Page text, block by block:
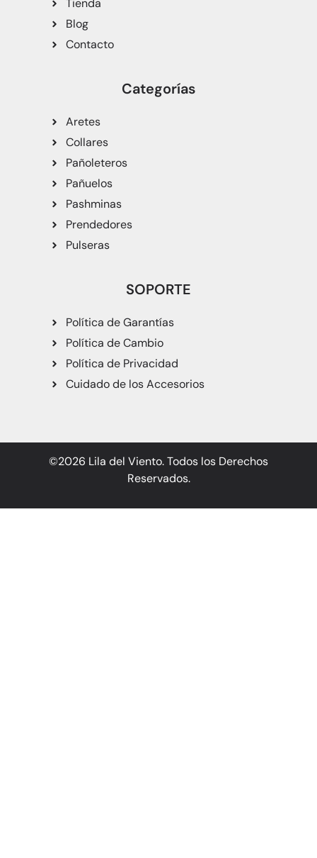
Tienda
Blog
Contacto
Categorías
Aretes
Collares
Pañoleteros
Pañuelos
Pashminas
Prendedores
Pulseras
SOPORTE
Política de Garantías
Política de Cambio
Política de Privacidad
Cuidado de los Accesorios
©2026 Lila del Viento. Todos los Derechos
Reservados.